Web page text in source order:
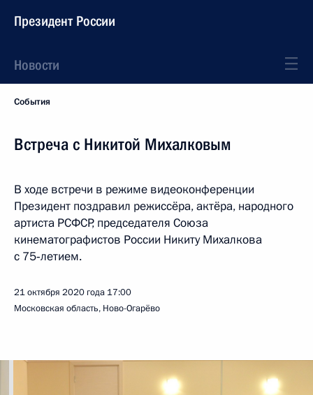
Президент России
Новости
События
Встреча с Никитой Михалковым
В ходе встречи в режиме видеоконференции
Президент поздравил режиссёра, актёра, народного
артиста РСФСР, председателя Союза
кинематографистов России Никиту Михалкова
с 75‑летием.
21 октября 2020 года 17:00
Московская область, Ново-Огарёво